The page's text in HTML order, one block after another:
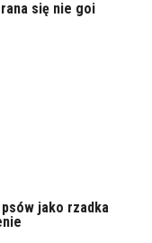
się nie goi
jako rzadka